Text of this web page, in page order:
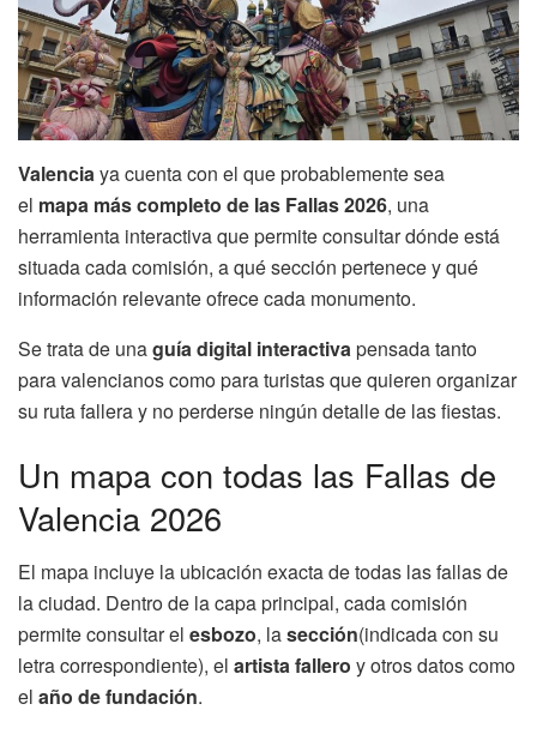
Valenciaya cuenta con el que probablemente sea
el mapa más completo de las Fallas 2026, una
herramienta interactiva que permite consultar dónde está
situada cada comisión, a qué sección pertenece y qué
información relevante ofrece cada monumento.
Se trata de unaguía digital interactivapensada tanto
para valencianos como para turistas que quieren organizar
su ruta fallera y no perderse ningún detalle de las fiestas.
Un mapa con todas las Fallas de
Valencia 2026
El mapa incluye la ubicación exacta de todas las fallas de
la ciudad. Dentro de la capa principal, cada comisión
permite consultar el esbozo, lasección(indicada con su
letra correspondiente), el artista fallero y otros datos como
el año de fundación.